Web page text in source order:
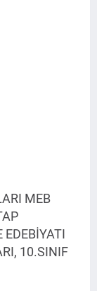
MEB
10.SINIF